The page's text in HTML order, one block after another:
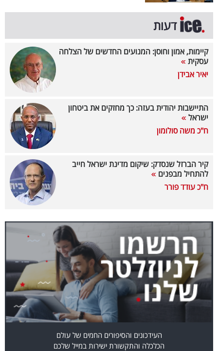
מינויים
רייטינג
רכב
בריאות
תרבות
ופנאי
TOP-
5
פודקאסט
40
UNDER
40
דעות
קיימות, אמון וחוסן: המנועים החדשים של הצלחה
עסקית
יאיר אבידן
התיישבות יהודית בעזה: כך מחזקים את ביטחון
ישראל
ח"כ משה סולומון
קיר הברזל שנסדק: שיקום מדינת ישראל חייב
להתחיל מבפנים
ח"כ עודד פורר
העידכונים והסיפורים החמים של עולם
הכלכלה והתקשורת ישירות במייל שלכם